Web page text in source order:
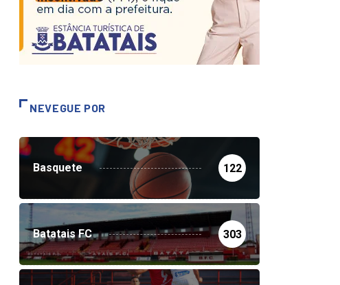
NEVEGUE POR
Basquete 122
Batatais FC 303